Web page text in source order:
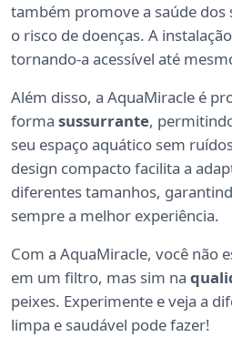
também promove a saúde dos
o risco de doenças. A
tornando-a acessível até
Além disso, a AquaMiracle é
forma sussurrante,
seu espaço aquático sem
design compacto facilita a
diferentes tamanhos,
sempre a melhor experiência.
Com a AquaMiracle, você não
em um filtro, mas sim na
peixes. Experimente e veja a
limpa e saudável pode fazer!